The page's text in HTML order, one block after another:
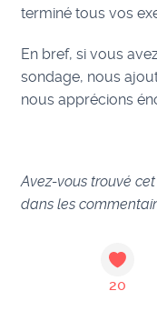
terminé tous vos
En bref, si vous
sondage, nous
nous apprécions
Avez-vous trouvé
dans les
20